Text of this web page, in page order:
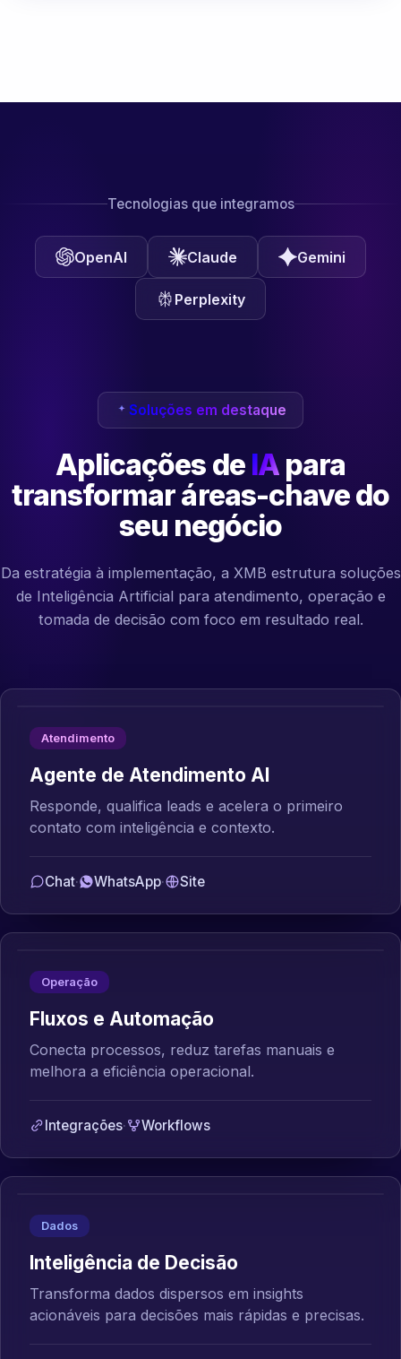
Tecnologias que integramos
OpenAI Claude Gemini
Perplexity
Soluções em destaque
Aplicações de IApara
transformaráreas-chave do
seu negócio
Da estratégia à implementação, a XMB estrutura soluções
de Inteligência Artificial para atendimento, operação e
tomada de decisão com foco em resultado real.
Atendimento
Agente de Atendimento AI
Responde, qualifica leads e acelera o primeiro
contato com inteligência e contexto.
Chat· WhatsApp· Site
Operação
Fluxos e Automação
Conecta processos, reduz tarefas manuais e
melhora a eficiência operacional.
Integrações· Workflows
Dados
Inteligência de Decisão
Transforma dados dispersos em insights
acionáveis para decisões mais rápidas e precisas.